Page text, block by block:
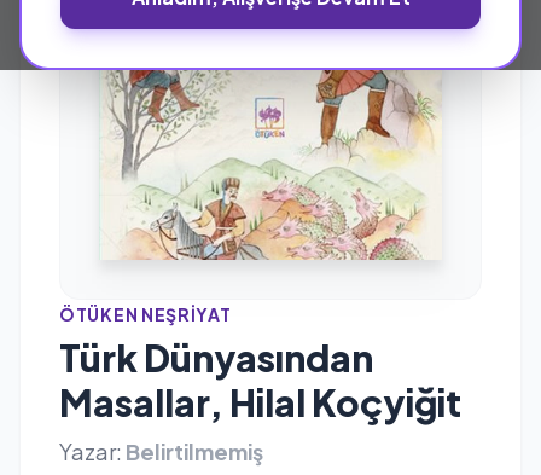
ÖTÜKEN NEŞRIYAT
Türk Dünyasından
Masallar, Hilal Koçyiğit
Yazar: Belirtilmemiş